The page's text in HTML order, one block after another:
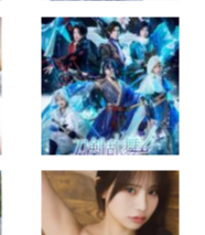
音 ©カンテレ
の体における含蓄、あ